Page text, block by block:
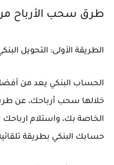
طرق سحب الأرباح
الطريقة الأولى: التحويل
الحساب البنكي يعد من
خلالها سحب أرباحك، عن
الخاصة بك، واستلام
حسابك البنكي بطريقة